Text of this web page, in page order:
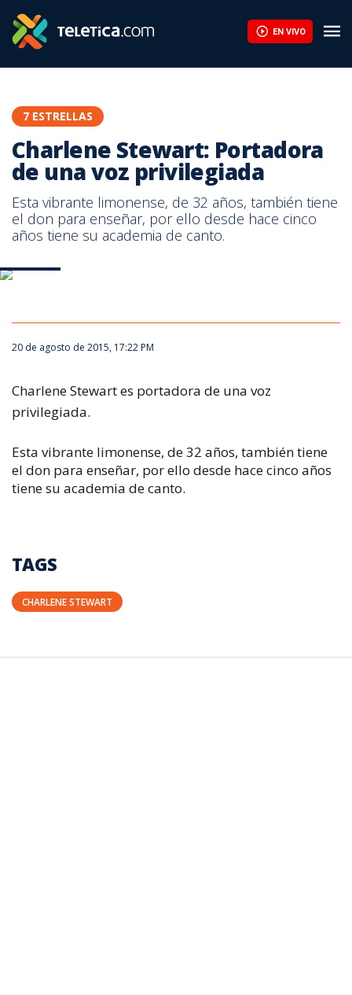
EN VIVO
7 ESTRELLAS
Charlene Stewart: Portadora
de una voz privilegiada
Esta vibrante limonense, de 32 años, también tiene
el don para enseñar, por ello desde hace cinco
años tiene su academia de canto.
20 de agosto de 2015, 17:22 PM
Charlene Stewart es portadora de una voz
privilegiada.
Esta vibrante limonense, de 32 años, también tiene
el don para enseñar, por ello desde hace cinco años
tiene su academia de canto.
TAGS
CHARLENE STEWART